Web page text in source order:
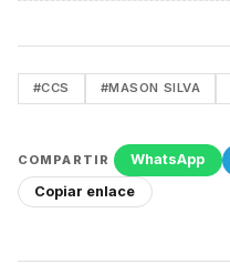
#CCS #MASON SILVA
COMPARTIR WhatsApp
Copiar enlace